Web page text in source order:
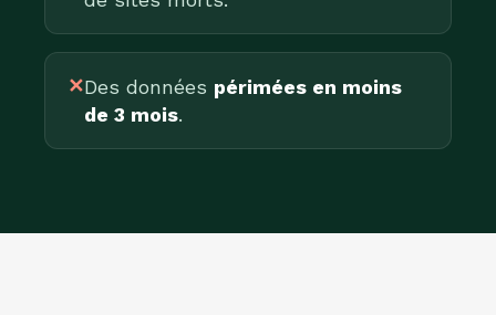
✕Des données périmées en moins
de 3 mois.